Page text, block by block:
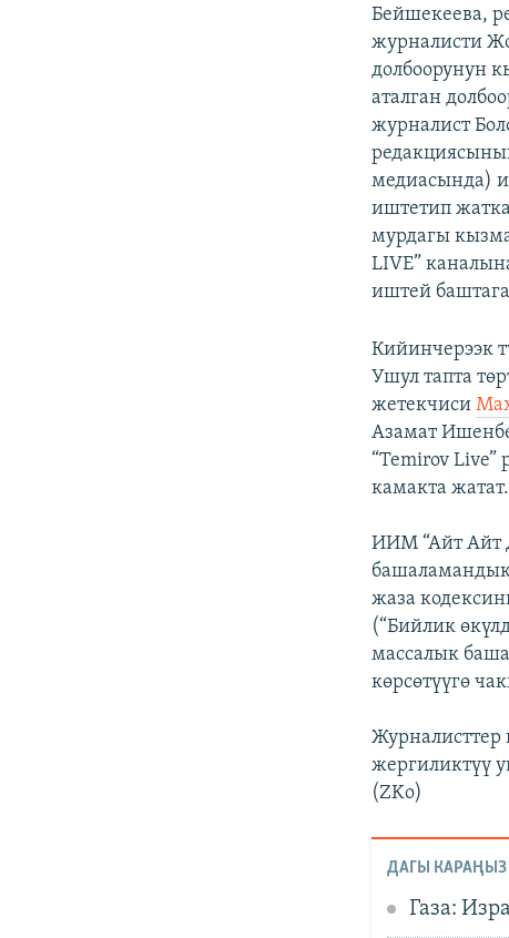
Бейшекеева,
журналисти
долбоорунун
аталган
журналист
медиасында)
иштетип
мурдагы
LIVE”
иштей
Кийинчерээк
Ушул тапта
жетекчиси
Азамат
“Temirov
камакта жатат.
ИИМ “Айт Айт
жаза
(“Бийлик
массалык
көрсөтүүгө
Журналисттер
жергиликтүү
(ZKo)
ДАГЫ КАРАҢЫЗ
Газа: